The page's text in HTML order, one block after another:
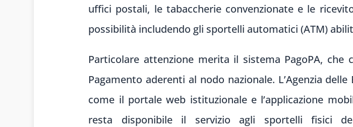
uffici postali, le tabaccherie convenzionate e le
possibilità includendo gli sportelli automatici (ATM)
Particolare attenzione merita il sistema PagoPA,
Pagamento aderenti al nodo nazionale. L’Agenzia
come il portale web istituzionale e l’applicazione
resta disponibile il servizio agli sportelli fisici